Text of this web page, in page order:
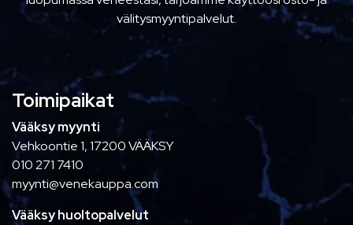
välitysmyyntipalvelut.
Toimipaikat
Vääksy myynti
Vehkoontie 1, 17200 VÄÄKSY
010 271 7410
myynti@venekauppa.com
Vääksy huoltopalvelut